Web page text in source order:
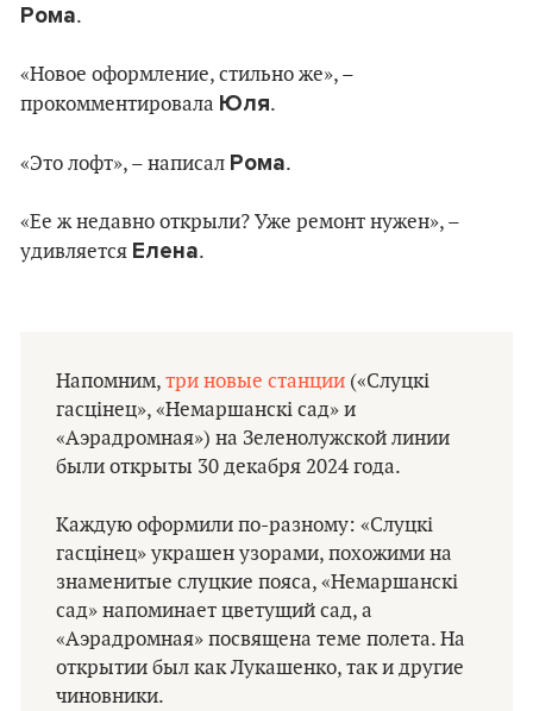
Рома.
«Новое оформление, стильно же», –
прокомментировала Юля.
«Это лофт», – написал Рома.
«Ее ж недавно открыли? Уже ремонт нужен», –
удивляется Елена.
Напомним, три новые станции («Слуцкі
гасцінец», «Немаршанскі сад» и
«Аэрадромная») на Зеленолужской линии
были открыты 30 декабря 2024 года.
Каждую оформили по-разному: «Слуцкі
гасцінец» украшен узорами, похожими на
знаменитые слуцкие пояса, «Немаршанскі
сад» напоминает цветущий сад, а
«Аэрадромная» посвящена теме полета. На
открытии был как Лукашенко, так и другие
чиновники.